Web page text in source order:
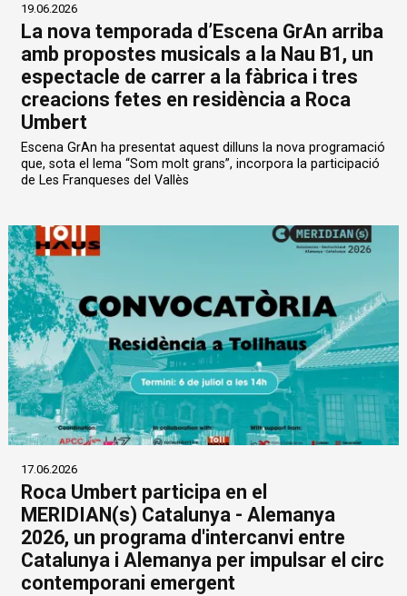
19.06.2026
La nova temporada d’Escena GrAn arriba
amb propostes musicals a la Nau B1, un
espectacle de carrer a la fàbrica i tres
creacions fetes en residència a Roca
Umbert
Escena GrAn ha presentat aquest dilluns la nova programació
que, sota el lema “Som molt grans”, incorpora la participació
de Les Franqueses del Vallès
17.06.2026
Roca Umbert participa en el
MERIDIAN(s) Catalunya - Alemanya
2026, un programa d'intercanvi entre
Catalunya i Alemanya per impulsar el circ
contemporani emergent